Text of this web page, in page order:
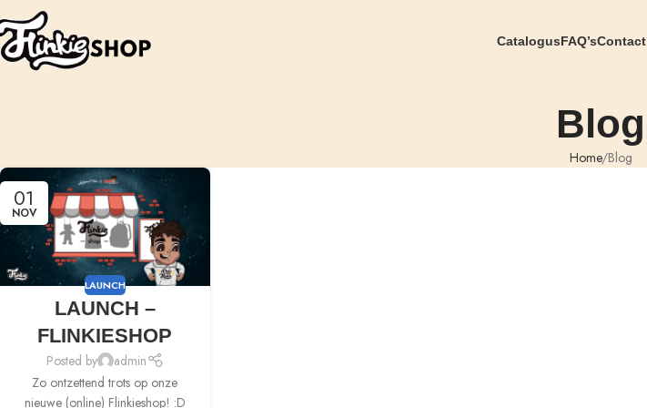
CatalogusFAQ’sContact
Blog
Home Blog
01
NOV
LAUNCH
LAUNCH –
FLINKIESHOP
Posted by
admin
Zo ontzettend trots op onze
nieuwe (online) Flinkieshop! :D